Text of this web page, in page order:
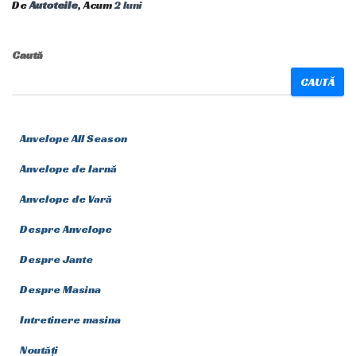
DeAutoteile, Acum2 luni
Caută
CAUTĂ
Anvelope All Season
Anvelope de Iarnă
Anvelope de Vară
Despre Anvelope
Despre Jante
Despre Masina
Intretinere masina
Noutăți